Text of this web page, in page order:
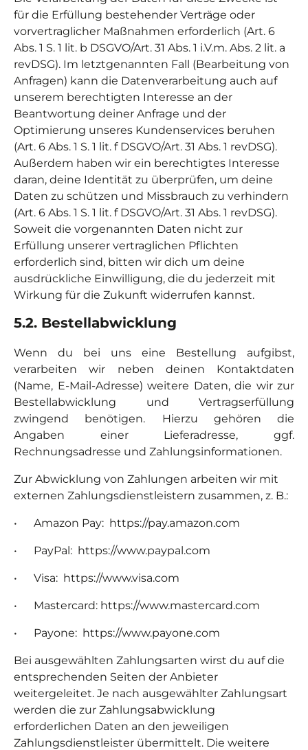
für die Erfüllung bestehender Verträge oder
vorvertraglicher Maßnahmen erforderlich (Art. 6
Abs. 1 S. 1 lit. b DSGVO/Art. 31 Abs. 1 i.V.m. Abs. 2 lit. a
revDSG). Im letztgenannten Fall (Bearbeitung von
Anfragen) kann die Datenverarbeitung auch auf
unserem berechtigten Interesse an der
Beantwortung deiner Anfrage und der
Optimierung unseres Kundenservices beruhen
(Art. 6 Abs. 1 S. 1 lit. f DSGVO/Art. 31 Abs. 1 revDSG).
Außerdem haben wir ein berechtigtes Interesse
daran, deine Identität zu überprüfen, um deine
Daten zu schützen und Missbrauch zu verhindern
(Art. 6 Abs. 1 S. 1 lit. f DSGVO/Art. 31 Abs. 1 revDSG).
Soweit die vorgenannten Daten nicht zur
Erfüllung unserer vertraglichen Pflichten
erforderlich sind, bitten wir dich um deine
ausdrückliche Einwilligung, die du jederzeit mit
Wirkung für die Zukunft widerrufen kannst.
5.2. Bestellabwicklung
Wenn du bei uns eine Bestellung aufgibst,
verarbeiten wir neben deinen Kontaktdaten
(Name, E-Mail-Adresse) weitere Daten, die wir zur
Bestellabwicklung und Vertragserfüllung
zwingend benötigen.
Hierzu gehören die
Angaben einer Lieferadresse, ggf.
Rechnungsadresse und Zahlungsinformationen.
Zur Abwicklung von Zahlungen arbeiten wir mit
externen Zahlungsdienstleistern zusammen, z. B.:
• Amazon Pay: https://pay.amazon.com
• PayPal: https://www.paypal.com
• Visa: https://www.visa.com
• Mastercard: https://www.mastercard.com
• Payone: https://www.payone.com
Bei ausgewählten Zahlungsarten wirst du auf die
entsprechenden Seiten der Anbieter
weitergeleitet. Je nach ausgewählter Zahlungsart
werden die zur Zahlungsabwicklung
erforderlichen Daten an den jeweiligen
Zahlungsdienstleister übermittelt. Die weitere